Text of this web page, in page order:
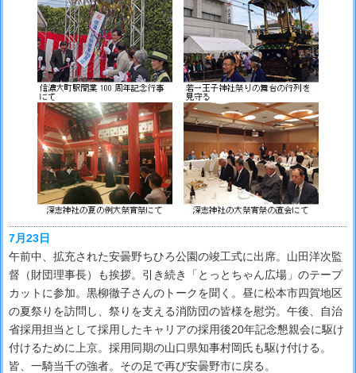
7月23日
午前中、拡充された安曇野ちひろ公園の竣工式に出席。山田洋次監
督（財団理事長）も挨拶。引き続き「とっとちゃん広場」のテープ
カットに参加。黒柳徹子さんのトークを聞く。昼に松本市四賀地区
の夏祭りを訪問し、祭りを支える消防団の皆様を慰労。午後、自治
省採用担当として採用したキャリアの採用後20年記念懇親会に駆け
付けるために上京。採用同期の山口県知事村岡氏も駆け付ける。
皆、一騎当千の強者。その足で再び安曇野市に戻る。